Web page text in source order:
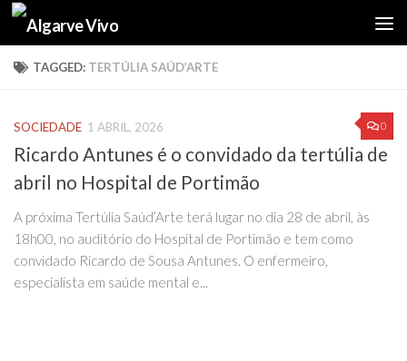
Skip to content
TAGGED: TERTÚLIA SAÚD’ARTE
0
SOCIEDADE 1 ABRIL, 2026
Ricardo Antunes é o convidado da tertúlia de
abril no Hospital de Portimão
A próxima Tertúlia Saúd’Arte terá lugar no dia 28 de abril, às
18h00, no auditório do Hospital de Portimão e tem como
convidado Ricardo de Sousa Antunes. O enfermeiro,
especialista em saúde mental e...